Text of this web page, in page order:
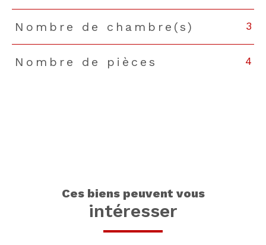
Nombre de chambre(s) 3
Nombre de pièces 4
ces biens peuvent vous
intéresser